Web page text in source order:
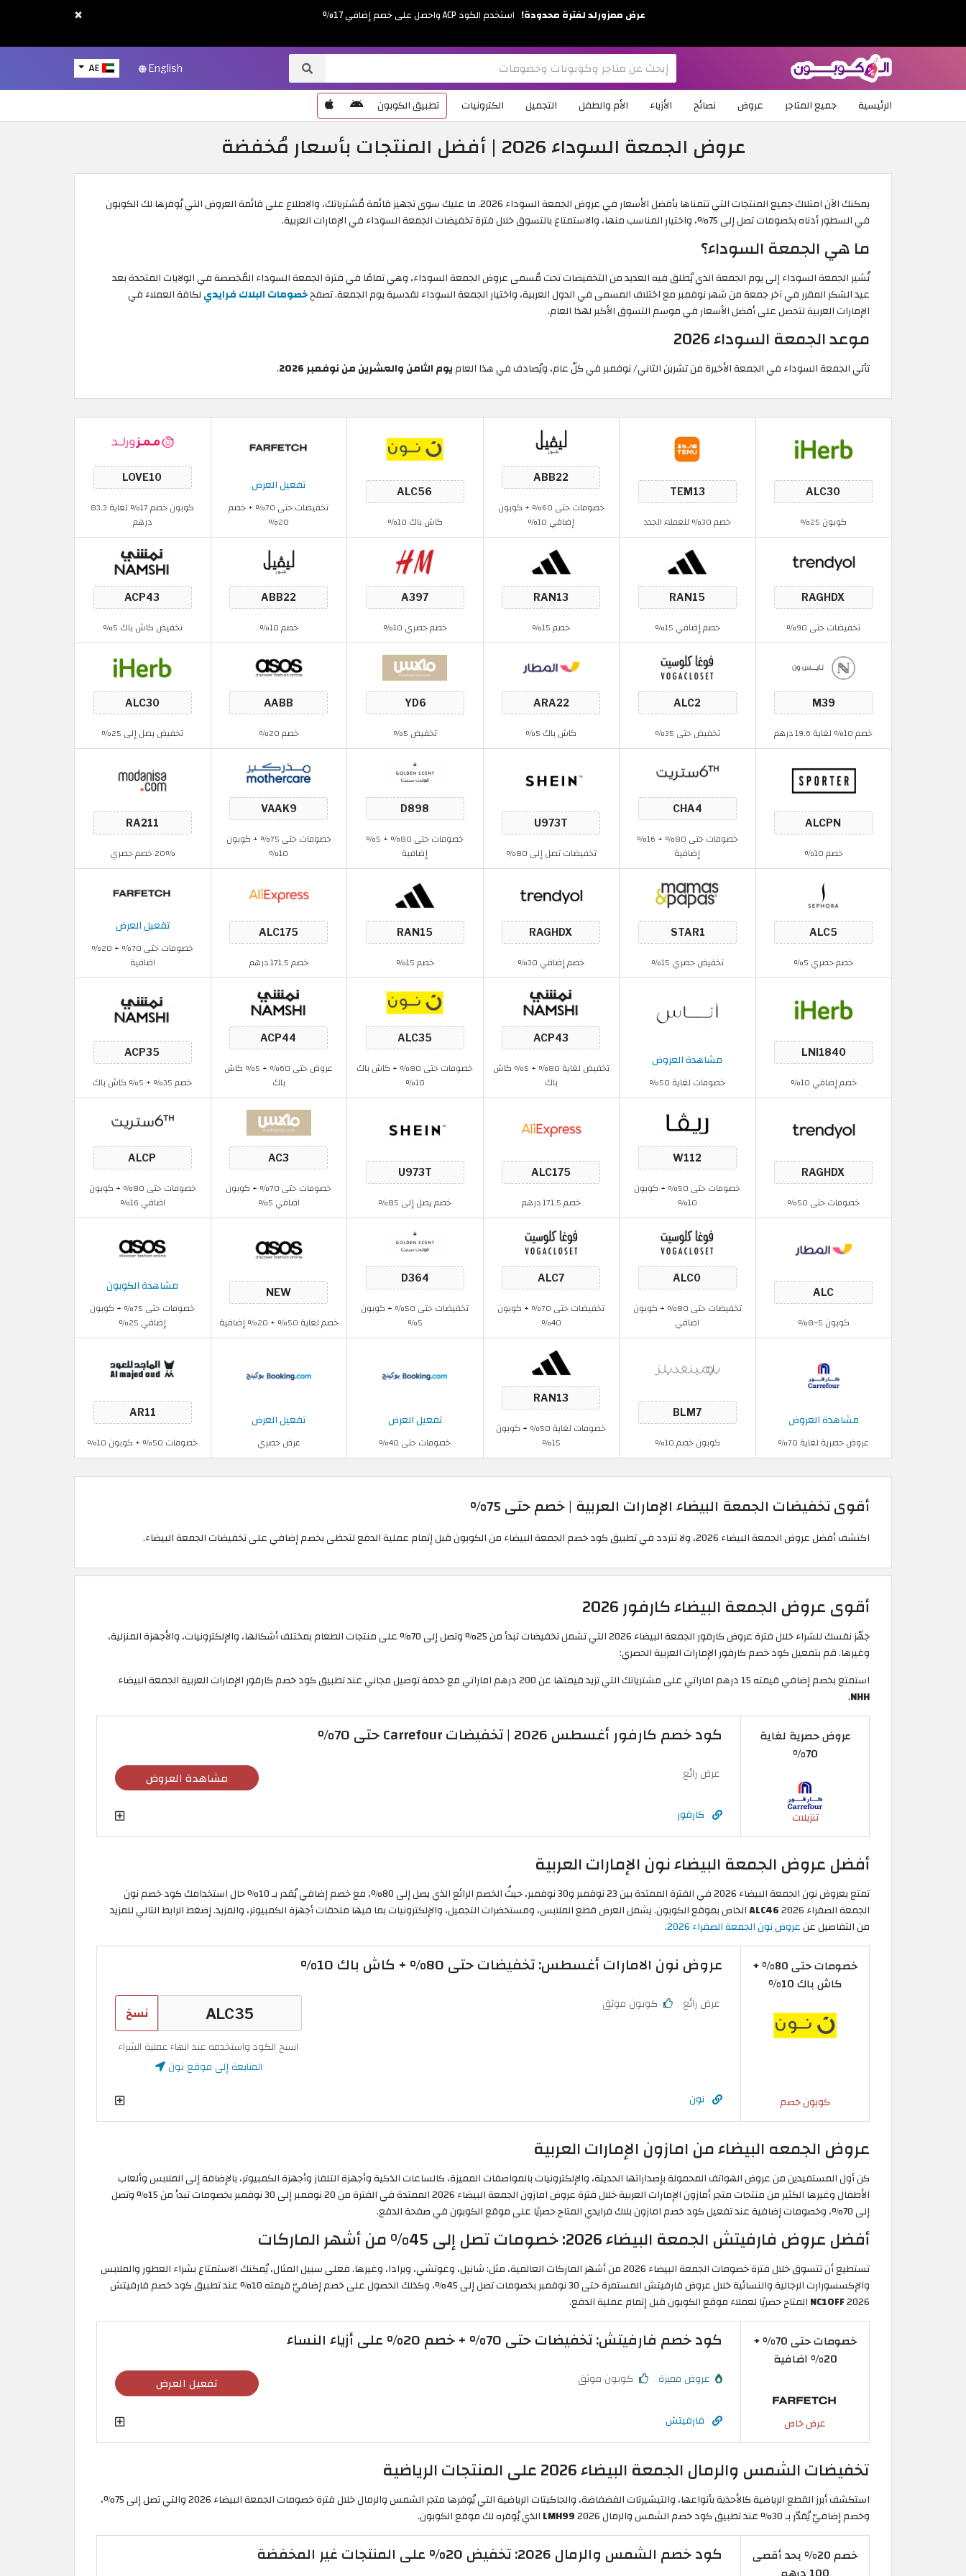
AE English
الرئيسية جميع المتاجر عروض نصائح الأزياء الأم والطفل التجميل الكترونيات تطبيق الكوبون
عروض الجمعة السوداء 2026 | أفضل المنتجات بأسعار مُخفضة
يمكنك الآن امتلاك جميع المنتجات التي تتمناها بأفضل الأسعار في عروض الجمعة السوداء 2026. ما عليك سوى تجهيز قائمة مُشترياتك، والاطلاع على قائمة العروض التي يُوفرها لك الكوبون
في السطور أدناه بخصومات تصل إلى 75%، واختيار المناسب منها، والاستمتاع بالتسوق خلال فترة تخفيضات الجمعة السوداء في الإمارات العربية.
ما هي الجمعة السوداء؟
تُشير الجمعة السوداء إلى يوم الجمعة الذي يُطلق فيه العديد من التخفيضات تحت مُسمى عروض الجمعة السوداء، وهي تمامًا في فترة الجمعة السوداء المُخصصة في الولايات المتحدة بعد
عيد الشكر المقرر في آخر جمعة من شهر نوفمبر مع اختلاف المسمى في الدول العربية، واختيار الجمعة السوداء لقدسية يوم الجمعة. تصفحخصومات البلاك فرايدي لكافة العملاء في
الإمارات العربية لتحصل على أفضل الأسعار في موسم التسوق الأكبر لهذا العام.
موعد الجمعة السوداء 2026
تأتي الجمعة السوداء في الجمعة الأخيرة من تشرين الثاني/ نوفمبر في كلّ عام، ويُصادف في هذا العاميوم الثامن والعشرين من نوفمبر 2026 .
كوبون 25% خصم 30% للعملاء الجدد
خصومات حتى 60% + كوبون
إضافي 10%
كاش باك 10%
تفعيل العرض
تخفيضات حتى 70% + خصم
20%
كوبون خصم 17% لغاية 83.3
درهم
تخفيضات حتى 90% خصم إضافي 15% خصم 15% خصم حصري 10% خصم 10% تخفيض كاش باك 5%
خصم 10% لغاية 19.6 درهم تخفيض حتى 35% كاش باك 5% تخفيض 5% خصم 20% تخفيض يصل إلى 25%
خصم 10%
خصومات حتى 80% + 16%
إضافية
تخفيضات تصل إلى 80%
خصومات حتى 80% + 5%
إضافية
خصومات حتى 75% + كوبون
10%
20% خصم حصري
خصم حصري 5% تخفيض حصري 15% خصم إضافي 30% خصم 15% خصم 171.5 درهم
تفعيل العرض
خصومات حتى 70% + 20%
اضافية
خصم إضافي 10%
مشاهدة العروض
خصومات لغاية 50%
تخفيض لغاية 80% + 5% كاش
باك
خصومات حتى 80% + كاش باك
10%
عروض حتى 60% + 5% كاش
باك
خصم 35% + 5% كاش باك
خصومات حتى 50%
خصومات حتى 50% + كوبون
10%
خصم 171.5 درهم خصم يصل إلى 85%
خصومات حتى 70% + كوبون
اضافي 5%
خصومات حتى 80% + كوبون
اضافي 16%
كوبون 5–8%
تخفيضات حتى 80% + كوبون
اضافي
تخفيضات حتى 70% + كوبون
40%
تخفيضات حتى 50% + كوبون
5%
خصم لغاية 50% + 20% إضافية
مشاهدة الكوبون
خصومات حتى 75% + كوبون
إضافي 25%
مشاهدة العروض
عروض حصرية لغاية 70% كوبون خصم 10%
خصومات لغاية 50% + كوبون
15%
تفعيل العرض
خصومات حتى 40%
تفعيل العرض
عرض حصري خصومات 50% + كوبون 10%
أقوى تخفيضات الجمعة البيضاء الإمارات العربية | خصم حتى 75%
اكتشف أفضل عروض الجمعة البيضاء 2026، ولا تتردد في تطبيق كود خصم الجمعة البيضاء من الكوبون قبل إتمام عملية الدفع لتحظى بخصم إضافي على تخفيضات الجمعة البيضاء.
أقوى عروض الجمعة البيضاء كارفور 2026
جهّز نفسك للشراء خلال فترة
عروض كارفور الجمعة البيضاء 2026 التي تشمل تخفيضات تبدأ من 25% وتصل إلى 70% على منتجات الطعام بمختلف أشكالها، والإلكترونيات، والأجهزة المنزلية،
وغيرها. قم بتفعيل كود خصم كارفور الإمارات العربية الحصري:
استمتع بخصم إضافي قيمته 15 درهم اماراتي على مشترياتك التي تزيد قيمتها عن 200 درهم اماراتي مع خدمة توصيل مجاني عند تطبيق كود خصم كارفور الإمارات العربية الجمعة البيضاء
NHH
.
عروض حصرية لغاية
70%
تنزيلات
كود خصم كارفور أغسطس 2026 | تخفيضات Carrefour حتى 70%
عرض رائع مشاهدة العروض
كارفور
أفضل عروض الجمعة البيضاء نون الإمارات العربية
تمتع بعروض نون الجمعة البيضاء 2026 في الفترة الممتدة بين 23 نوفمبر و30 نوفمبر، حيثُ الخصم الرائع الذي يصل إلى 80%، مع خصم إضافي يُقدر بـ 10% حال استخدامك كود خصم نون
الجمعة الصفراء 2026
الخاص بموقع الكوبون. يشمل العرض قطع الملابس، ومستحضرات التجميل، والإلكترونيات بما فيها ملحقات أجهزة الكمبيوتر، والمزيد.إضغط الرابط التالي للمزيد
من التفاصيل عنعروض نون الجمعة الصفراء 2026 .
خصومات حتى 80% +
كاش باك 10%
كوبون خصم
عروض نون الامارات أغسطس: تخفيضات حتى 80% + كاش باك 10%
عرض رائع كوبون موثق نسخ
انسخ الكود واستخدمه عند انهاء عملية الشراء
المتابعة إلى موقع نون
نون
عروض الجمعه البيضاء من امازون الإمارات العربية
كن أول المستفيدين من عروض الهواتف المحمولة بإصداراتها الحديثة، والإلكترونيات بالمواصفات المميزة، كالساعات الذكية وأجهزة التلفاز وأجهزة الكمبيوتر، بالإضافة إلى الملابس وألعاب
الأطفال وغيرها الكثير من منتجات متجر أمازون الإمارات العربية خلال فترة عروض امازون الجمعة البيضاء 2026 الممتدة في الفترة من 20 نوفمبر إلى 30 نوفمبر بخصومات تبدأ من 15% وتصل
إلى 70%، وخصومات إضافية عند تفعيل كود خصم امازون بلاك فرايدي المتاح حصريًا على موقع الكوبون في صفحة الدفع.
أفضل عروض فارفيتش الجمعة البيضاء 2026: خصومات تصل إلى 45% من أشهر الماركات
تستطيع أن تتسوق خلال فترة خصومات الجمعة البيضاء 2026 من أشهر الماركات العالمية، مثل: شانيل، وغوتشي، وبرادا، وغيرها. فعلى سبيل المثال، يُمكنك الاستمتاع بشراء العطور والملابس
والإكسسورارت الرجالية والنسائية خلال عروض فارفيتش المستمرة حتى 30 نوفمبر بخصومات تصل إلى 45%، وكذلك الحصول على خصم إضافيّ قيمته 10% عند تطبيق كود خصم فارفيتش
2026
المتاح حصريًا لعملاء موقع الكوبون قبل إتمام عملية الدفع.
خصومات حتى 70% +
20% اضافية
عرض خاص
كود خصم فارفيتش: تخفيضات حتى 70% + خصم 20% على أزياء النساء
عروض مميزة كوبون موثق تفعيل العرض
فارفيتش
تخفيضات الشمس والرمال الجمعة البيضاء 2026 على المنتجات الرياضية
استكشف أبرز القطع الرياضية كالأحذية بأنواعها، والتيشيرتات الفضفاضة، والجاكيتات الرياضية التي يُوفرها متجر الشمس والرمال خلال فترة خصومات الجمعة البيضاء 2026 والتي تصل إلى 75%،
وخصم إضافيّ يُقدّر بـ 30% عند تطبيق
كود خصم الشمس والرمال 2026 الذي يُوفره لك موقع الكوبون.
خصم 20% بحد أقصى
كود خصم الشمس والرمال 2026: تخفيض 20% على المنتجات غير المخفضة
× عرض ممزورلد لفترة محدودة! استخدم الكود ACP واحصل على خصم إضافي 17%